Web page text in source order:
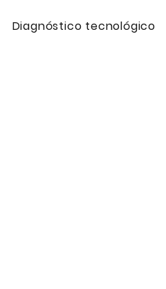
Diagnóstico tecnológico